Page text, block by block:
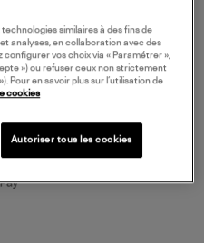
similaires à des fins de
analyses, en collaboration avec des
vos choix via « Paramétrer »,
») ou refuser ceux non strictement
Pour en savoir plus sur l’utilisation de
cookies
Autoriser tous les cookies